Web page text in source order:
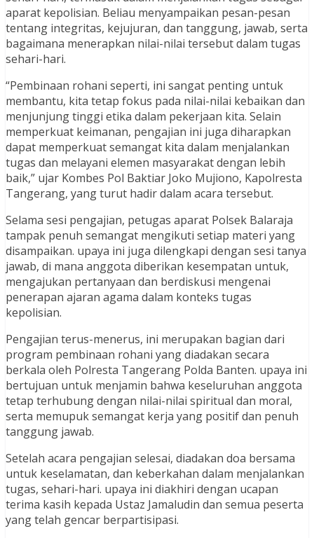
aparat kepolisian. Beliau menyampaikan pesan-pesan
tentang integritas, kejujuran, dan tanggung, jawab, serta
bagaimana menerapkan nilai-nilai tersebut dalam tugas
sehari-hari.
“Pembinaan rohani seperti, ini sangat penting untuk
membantu, kita tetap fokus pada nilai-nilai kebaikan dan
menjunjung tinggi etika dalam pekerjaan kita. Selain
memperkuat keimanan, pengajian ini juga diharapkan
dapat memperkuat semangat kita dalam menjalankan
tugas dan melayani elemen masyarakat dengan lebih
baik,” ujar Kombes Pol Baktiar Joko Mujiono, Kapolresta
Tangerang, yang turut hadir dalam acara tersebut.
Selama sesi pengajian, petugas aparat Polsek Balaraja
tampak penuh semangat mengikuti setiap materi yang
disampaikan. upaya ini juga dilengkapi dengan sesi tanya
jawab, di mana anggota diberikan kesempatan untuk,
mengajukan pertanyaan dan berdiskusi mengenai
penerapan ajaran agama dalam konteks tugas
kepolisian.
Pengajian terus-menerus, ini merupakan bagian dari
program pembinaan rohani yang diadakan secara
berkala oleh Polresta Tangerang Polda Banten. upaya ini
bertujuan untuk menjamin bahwa keseluruhan anggota
tetap terhubung dengan nilai-nilai spiritual dan moral,
serta memupuk semangat kerja yang positif dan penuh
tanggung jawab.
Setelah acara pengajian selesai, diadakan doa bersama
untuk keselamatan, dan keberkahan dalam menjalankan
tugas, sehari-hari. upaya ini diakhiri dengan ucapan
terima kasih kepada Ustaz Jamaludin dan semua peserta
yang telah gencar berpartisipasi.